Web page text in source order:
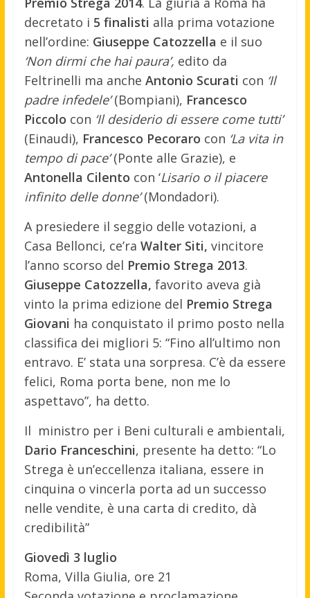
decretato i 5 finalisti alla prima votazione
nell’ordine: Giuseppe Catozzella e il suo
‘Non dirmi che hai paura’, edito da
Feltrinelli ma anche Antonio Scurati con ‘Il
padre infedele’(Bompiani), Francesco
Piccolo con ‘Il desiderio di essere come tutti’
(Einaudi), Francesco Pecoraro con ‘La vita in
tempo di pace’(Ponte alle Grazie), e
Antonella Cilento con ‘Lisario o il piacere
infinito delle donne’(Mondadori).
A presiedere il seggio delle votazioni, a
Casa Bellonci, ce’ra Walter Siti, vincitore
l’anno scorso del Premio Strega 2013.
Giuseppe Catozzella, favorito aveva già
vinto la prima edizione del Premio Strega
Giovani ha conquistato il primo posto nella
classifica dei migliori 5: “Fino all’ultimo non
entravo. E’ stata una sorpresa. C’è da essere
felici, Roma porta bene, non me lo
aspettavo”, ha detto.
Il ministro per i Beni culturali e ambientali,
Dario Franceschini, presente ha detto: “Lo
Strega è un’eccellenza italiana, essere in
cinquina o vincerla porta ad un successo
nelle vendite, è una carta di credito, dà
credibilità”
Giovedì 3 luglio
Roma, Villa Giulia, ore 21